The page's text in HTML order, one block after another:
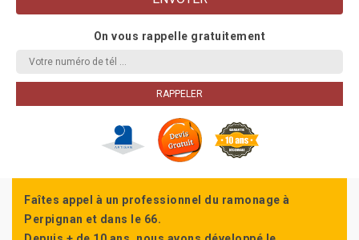
On vous rappelle gratuitement
Faîtes appel à un professionnel du ramonage à
Perpignan et dans le 66.